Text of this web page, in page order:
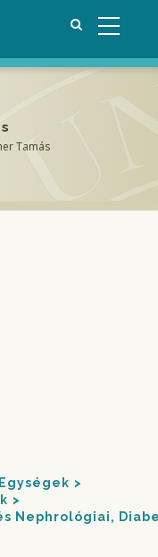
Tamás
Nephrológiai,